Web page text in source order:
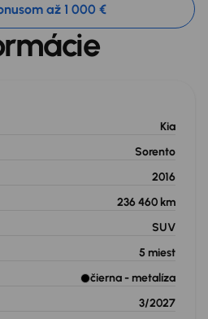
až 1 000 €
Kia
Sorento
2016
236 460 km
SUV
5 miest
čierna - metalíza
3/2027